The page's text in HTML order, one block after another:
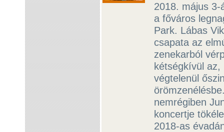
2018. május
a főváros
Park. Lábas
csapata az
zenekarból
kétségkívül az,
végtelenül
nemrégiben
koncertje
2018-as